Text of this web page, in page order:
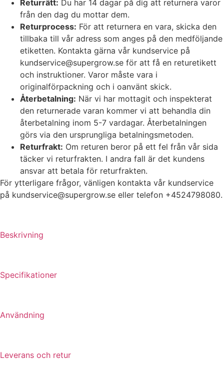
Returrätt: Du har 14 dagar på dig att returnera varor
från den dag du mottar dem.
Returprocess: För att returnera en vara, skicka den
tillbaka till vår adress som anges på den medföljande
etiketten. Kontakta gärna vår kundservice på
kundservice@supergrow.se för att få en returetikett
och instruktioner. Varor måste vara i
originalförpackning och i oanvänt skick.
Återbetalning: När vi har mottagit och inspekterat
den returnerade varan kommer vi att behandla din
återbetalning inom 5-7 vardagar. Återbetalningen
görs via den ursprungliga betalningsmetoden.
Returfrakt: Om returen beror på ett fel från vår sida
täcker vi returfrakten. I andra fall är det kundens
ansvar att betala för returfrakten.
För ytterligare frågor, vänligen kontakta vår kundservice
på kundservice@supergrow.se eller telefon +4524798080.
Beskrivning
Specifikationer
Användning
Leverans och retur